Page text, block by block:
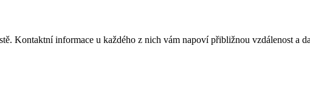
Kontaktní informace u každého z nich vám napoví přibližnou vzdálenost a